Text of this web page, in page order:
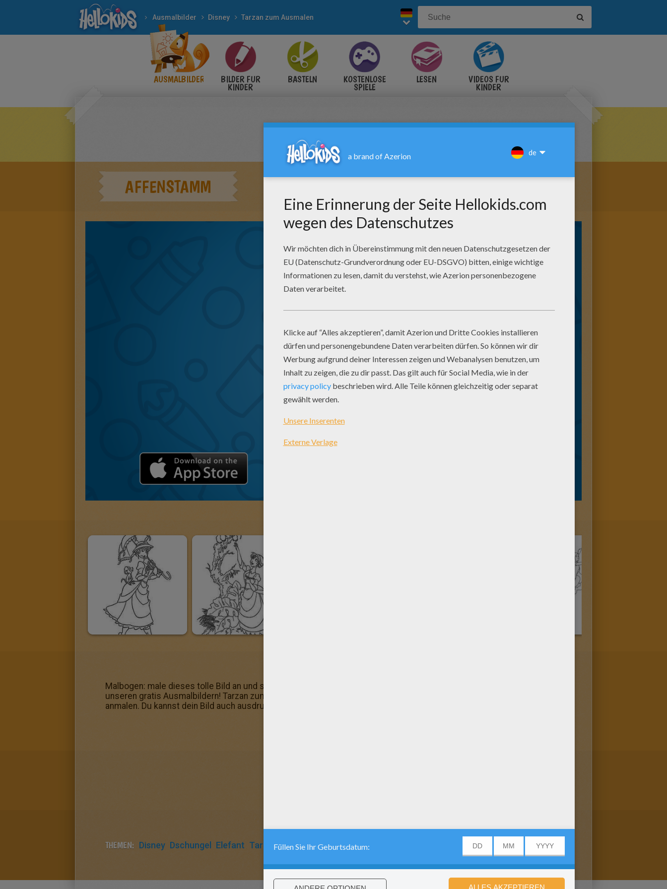
Ausmalbilder Disney Tarzan zum Ausmalen
AUSMALBILDER BILDER FÜR
KINDER
BASTELN KOSTENLOSE
SPIELE
LESEN VIDEOS FÜR
KINDER
AFFENSTAMM
Malbogen: male dieses tolle Bild an und suche dir deinen Liebling der Rubrik aus: Tarzan zum Ausmalen. Viel Spass mit
unseren gratis Ausmalbildern! Tarzan zum Ausmalen: hier findest du wunderschöne Ausmalbilder. Viel Spass beim
anmalen. Du kannst dein Bild auch ausdrucken und an deine Wand hängen: Affenstamm.
THEMEN: Disney Dschungel Elefant Tarzan